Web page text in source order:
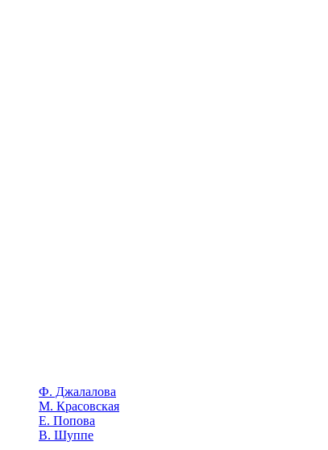
Ф. Джалалова
М. Красовская
Е. Попова
В. Шуппе